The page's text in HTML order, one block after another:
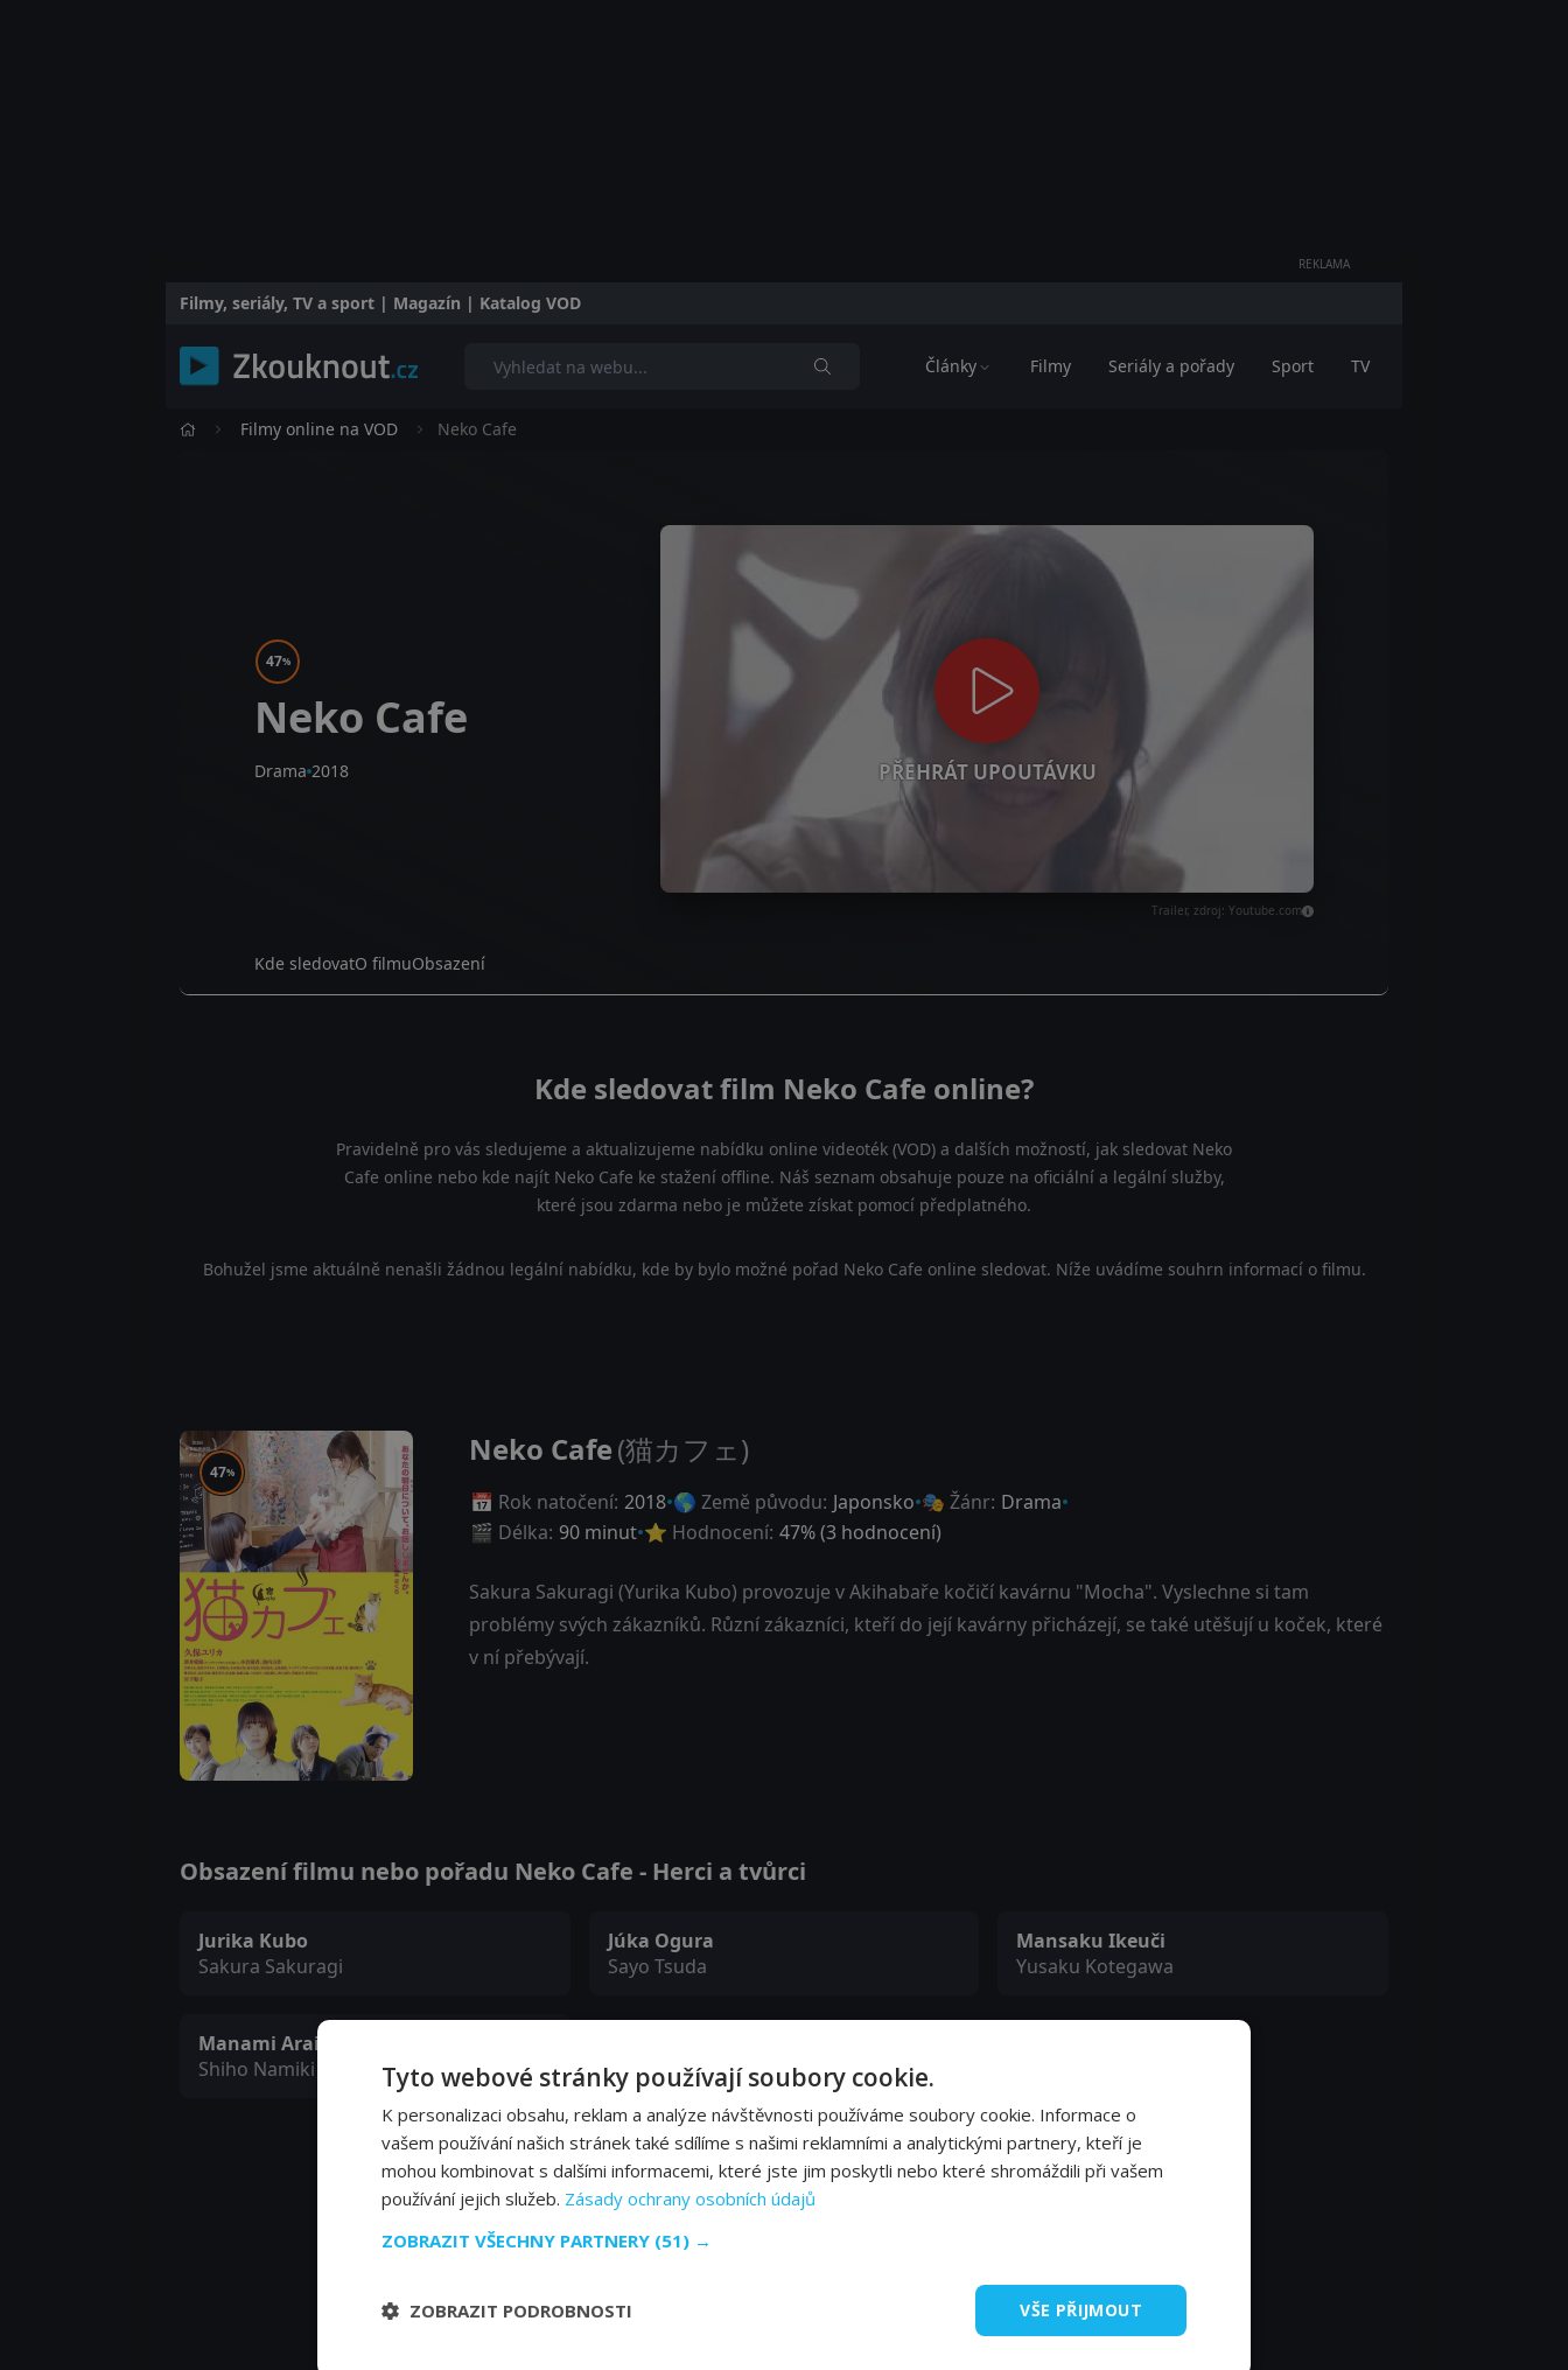
REKLAMA
Filmy, seriály, TV a sport | Magazín | Katalog VOD
Články Filmy Seriály a pořady Sport TV
Filmy online na VOD Neko Cafe
PŘEHRÁT UPOUTÁVKU
Trailer, zdroj: Youtube.com
47%
Neko Cafe
Drama 2018
Kde sledovatO filmuObsazení
Kde sledovat film Neko Cafe online?
Pravidelně pro vás sledujeme a aktualizujeme nabídku online videoték (VOD) a dalších možností, jak sledovat Neko
Cafe online nebo kde najít Neko Cafe ke stažení offline. Náš seznam obsahuje pouze na oficiální a legální služby,
které jsou zdarma nebo je můžete získat pomocí předplatného.
Bohužel jsme aktuálně nenašli žádnou legální nabídku, kde by bylo možné pořad Neko Cafe online sledovat. Níže uvádíme souhrn informací o filmu.
47%
Neko Cafe(猫カフェ)
📅 Rok natočení: 2018 🌎 Země původu: Japonsko 🎭 Žánr: Drama
🎬 Délka: 90 minut ⭐ Hodnocení: 47% (3 hodnocení)
Sakura Sakuragi (Yurika Kubo) provozuje v Akihabaře kočičí kavárnu "Mocha". Vyslechne si tam
problémy svých zákazníků. Různí zákazníci, kteří do její kavárny přicházejí, se také utěšují u koček, které
v ní přebývají.
Obsazení filmu nebo pořadu Neko Cafe - Herci a tvůrci
Jurika Kubo
Sakura Sakuragi
Júka Ogura
Sayo Tsuda
Mansaku Ikeuči
Yusaku Kotegawa
Manami Arai
Shiho Namiki
Tyto webové stránky používají soubory cookie.
K personalizaci obsahu, reklam a analýze návštěvnosti používáme soubory cookie. Informace o
vašem používání našich stránek také sdílíme s našimi reklamními a analytickými partnery, kteří je
mohou kombinovat s dalšími informacemi, které jste jim poskytli nebo které shromáždili při vašem
používání jejich služeb. Zásady ochrany osobních údajů
ZOBRAZIT VŠECHNY PARTNERY (51) →
VŠE PŘIJMOUT
ZOBRAZIT PODROBNOSTI